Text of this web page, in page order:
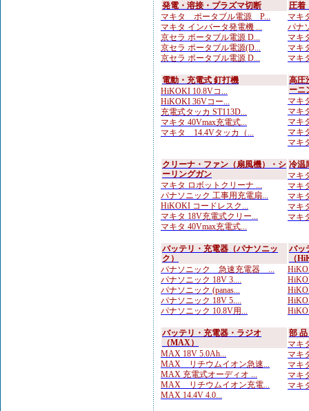
発電・溶接・プラズマ切断
マキタ ポータブル電源 P...
マキタ インバータ発電機 ...
京セラ ポータブル電源 D...
京セラ ポータブル電源(D...
京セラ ポータブル電源 D...
圧着
マキ
パナ
マキ
マキ
マキ
電動・充電式 釘打機
HiKOKI 10.8Vコ...
HiKOKI 36Vコー...
充電式タッカ ST113D...
マキタ 40Vmax充電式...
マキタ 14.4Vタッカ（...
高圧
ーニ
マキ
マキ
マキ
マキ
マキ
クリーナ・ファン（扇風機）・シ
ーリングガン
マキタ ロボットクリーナ ...
パナソニック 工事用充電扇...
HiKOKI コードレスク...
マキタ 18V充電式クリー...
マキタ 40Vmax充電式...
冷温
マキ
マキ
マキ
マキ
マキ
バッテリ・充電器（パナソニッ
ク）
パナソニック 急速充電器 ...
パナソニック 18V 3....
パナソニック (panas...
パナソニック 18V 5....
パナソニック 10.8V用...
バッ
（
バッテリ・充電器・ラジオ
（MAX）
MAX 18V 5.0Ah...
MAX リチウムイオン急速...
MAX 充電式オーディオ ...
MAX リチウムイオン充電...
MAX 14.4V 4.0...
部
マキ
マキ
マキ
マキ
マキ